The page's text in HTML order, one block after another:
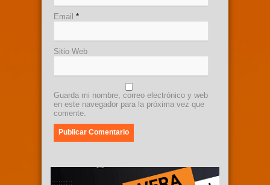
Email *
Sitio Web
Guarda mi nombre, correo electrónico y web
en este navegador para la próxima vez que
comente.